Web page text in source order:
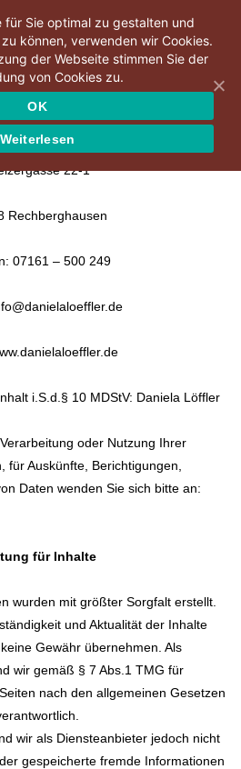
Löffler
22-1
Rechberghausen
07161 – 500 249
i.S.d.§ 10 MDStV: Daniela Löffler
oder Nutzung Ihrer
für Auskünfte, Berichtigungen,
Daten wenden Sie sich bitte an:
für Inhalte
wurden mit größter Sorgfalt erstellt.
und Aktualität der Inhalte
Gewähr übernehmen. Als
wir gemäß § 7 Abs.1 TMG für
nach den allgemeinen Gesetzen
wir als Diensteanbieter jedoch nicht
gespeicherte fremde Informationen
für Sie optimal zu gestalten und
können, verwenden wir Cookies.
der Webseite stimmen Sie der
von Cookies zu.
OK
Weiterlesen